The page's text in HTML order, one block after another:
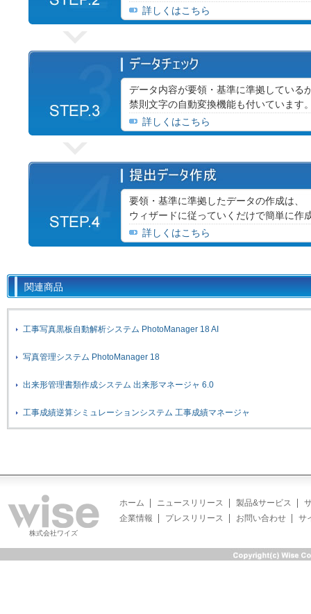
詳しくはこちら
データ内容が要領・基準に準拠している
禁則文字の自動変換機能も付いています
詳しくはこちら
要領・基準に準拠したデータの作成は、
ウィザードに従っていくだけで簡単に作
詳しくはこちら
関連商品
工事写真黒板自動解析システム PhotoManager 18 AI
写真管理システム PhotoManager 18
出来形管理書類作成システム 出来形マネージャ 6.0
工事成績逆算シミュレーションシステム 工事成績マネージャ
株式会社ワイズ
ホーム ニュースリリース 製品&サービス
企業情報
プレスリリース お問い合わせ サ